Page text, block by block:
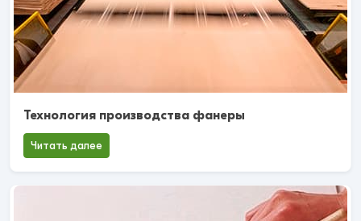
Технология производства фанеры
Читать далее